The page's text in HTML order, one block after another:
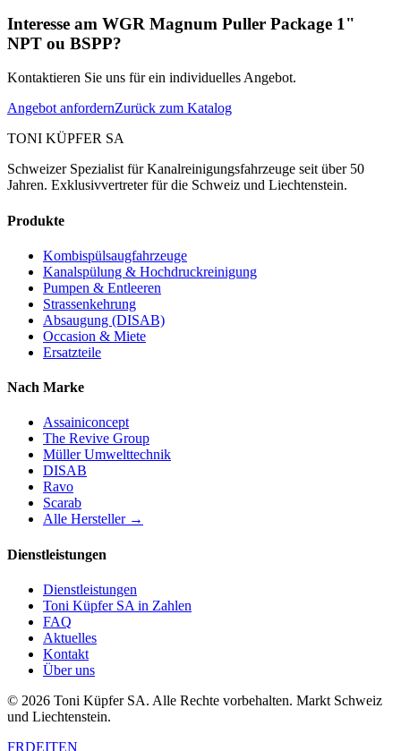
Interesse am WGR Magnum Puller Package 1"
NPT ou BSPP?
Kontaktieren Sie uns für ein individuelles Angebot.
Angebot anfordernZurück zum Katalog
TONI KÜPFER SA
Schweizer Spezialist für Kanalreinigungsfahrzeuge seit über 50
Jahren. Exklusivvertreter für die Schweiz und Liechtenstein.
Produkte
Kombispülsaugfahrzeuge
Kanalspülung & Hochdruckreinigung
Pumpen & Entleeren
Strassenkehrung
Absaugung (DISAB)
Occasion & Miete
Ersatzteile
Nach Marke
Assainiconcept
The Revive Group
Müller Umwelttechnik
DISAB
Ravo
Scarab
Alle Hersteller →
Dienstleistungen
Dienstleistungen
Toni Küpfer SA in Zahlen
FAQ
Aktuelles
Kontakt
Über uns
© 2026 Toni Küpfer SA. Alle Rechte vorbehalten. Markt Schweiz
und Liechtenstein.
FRDEITEN